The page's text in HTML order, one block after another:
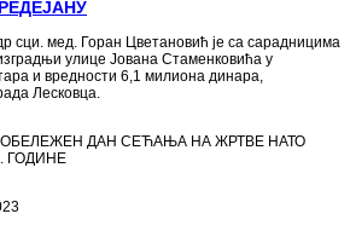
сци. мед. Горан Цветановић је са сарадницима
улице Јована Стаменковића у
и вредности 6,1 милиона динара,
Лесковца.